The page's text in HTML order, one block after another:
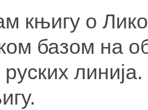
књигу о
базом на
руских